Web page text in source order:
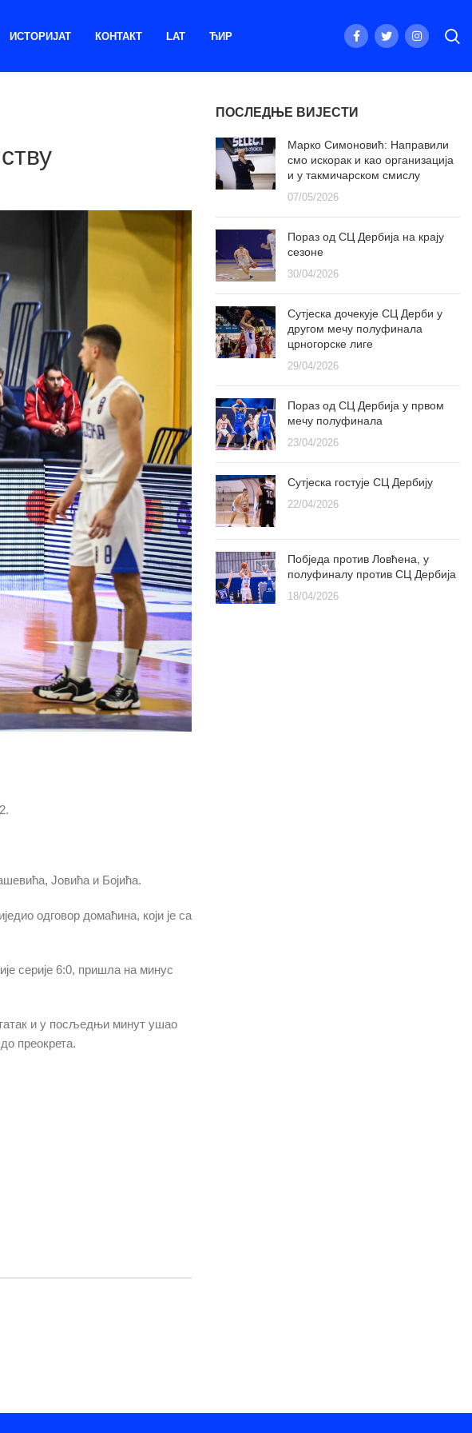
ИСТОРИЈАТ КОНТАКТ LAT ЋИР
Јовића и Бојића.
одговор домаћина, који је са
серије 6:0, пришла на минус
и у посљедњи минут ушао
преокрета.
ПОСЛЕДЊЕ ВИЈЕСТИ
Марко Симоновић: Направили
смо искорак и као организација
и у такмичарском смислу
07/05/2026
Пораз од СЦ Дербија на крају
сезоне
30/04/2026
Сутјеска дочекује СЦ Дерби у
другом мечу полуфинала
црногорске лиге
29/04/2026
Пораз од СЦ Дербија у првом
мечу полуфинала
23/04/2026
Сутјеска гостује СЦ Дербију
22/04/2026
Побједа против Ловћена, у
полуфиналу против СЦ Дербија
18/04/2026